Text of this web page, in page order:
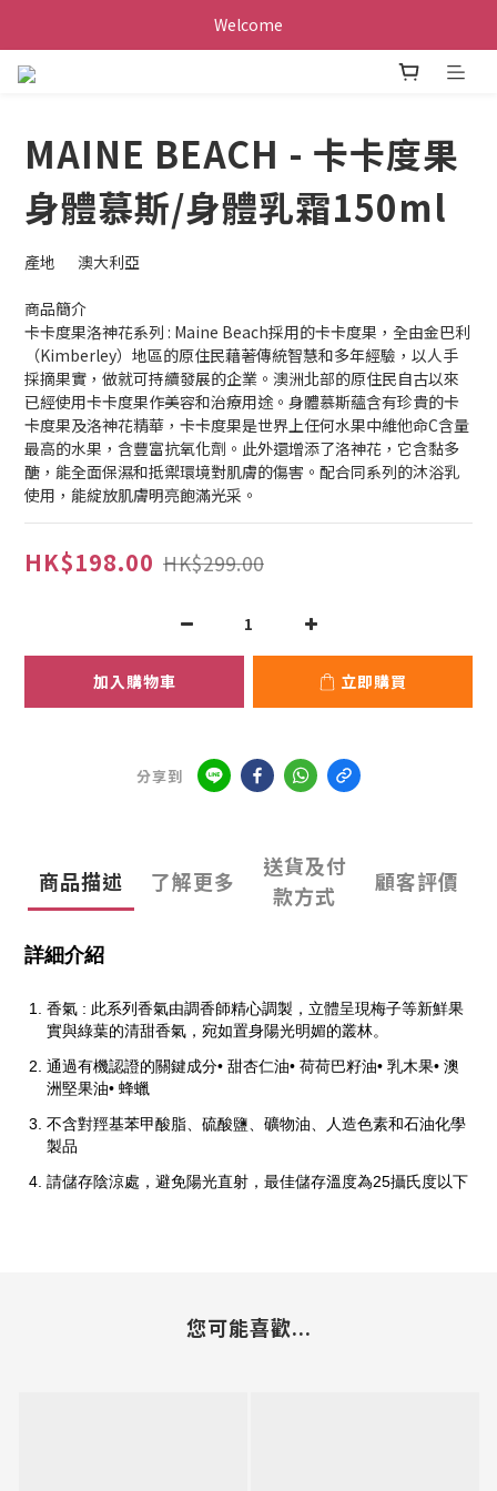
Welcome
MAINE BEACH - 卡卡度果
身體慕斯/身體乳霜150ml
產地	澳大利亞
卡卡度果洛神花系列 : Maine Beach採用的卡卡度果，全由金巴利
（Kimberley）地區的原住民藉著傳統智慧和多年經驗，以人手
採摘果實，做就可持續發展的企業。澳洲北部的原住民自古以來
已經使用卡卡度果作美容和治療用途。身體慕斯蘊含有珍貴的卡
卡度果及洛神花精華，卡卡度果是世界上任何水果中維他命C含量
最高的水果，含豐富抗氧化劑。此外還增添了洛神花，它含黏多
醣，能全面保濕和抵禦環境對肌膚的傷害。配合同系列的沐浴乳
使用，能綻放肌膚明亮飽滿光采。
HK$198.00 HK$299.00
加入購物車 立即購買
分享到
商品描述 了解更多
送貨及付
款方式
顧客評價
詳細介紹
香氣 : 此系列香氣由調香師精心調製，立體呈現梅子等新鮮果
實與綠葉的清甜香氣，宛如置身陽光明媚的叢林。
通過有機認證的關鍵成分• 甜杏仁油• 荷荷巴籽油• 乳木果• 澳
洲堅果油• 蜂蠟
不含對羥基苯甲酸脂、硫酸鹽、礦物油、人造色素和石油化學
製品
請儲存陰涼處，避免陽光直射，最佳儲存溫度為25攝氏度以下
您可能喜歡...